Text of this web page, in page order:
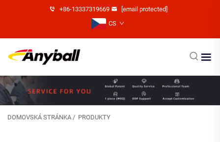
+86-13337319669
[email protected]
CS
DOMOVSKÁ STRÁNKA / PRODUKTY